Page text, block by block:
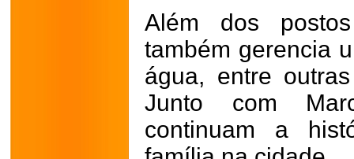
Além dos
também gerencia
água, entre
Junto com
continuam a